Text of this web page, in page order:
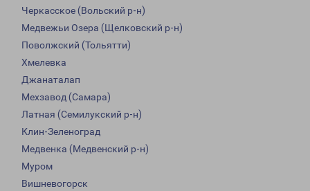
Черкасское (Вольский р-н)
Медвежьи Озера (Щелковский р-н)
Поволжский (Тольятти)
Хмелевка
Джанаталап
Мехзавод (Самара)
Латная (Семилукский р-н)
Клин-Зеленоград
Медвенка (Медвенский р-н)
Муром
Вишневогорск